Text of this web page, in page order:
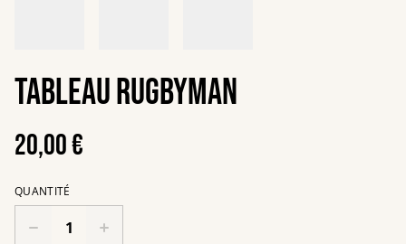
Tableau rugbyman
20,00 €
QUANTITÉ